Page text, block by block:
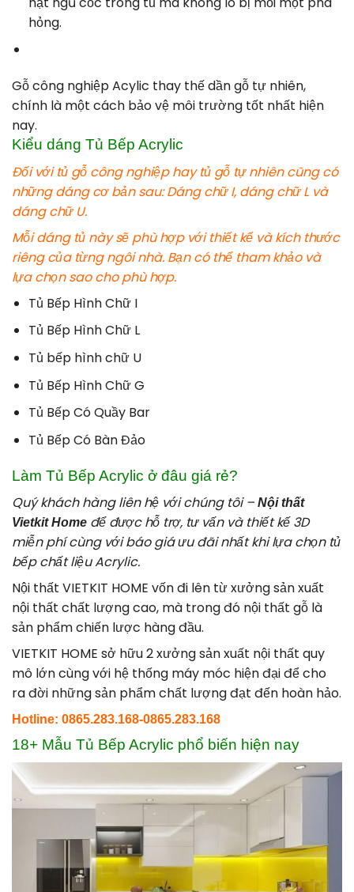
hỏng.
Gỗ công nghiệp Acylic thay thế dần gỗ tự nhiên,
chính là một cách bảo vệ môi trường tốt nhất hiện
nay.
Kiểu dáng Tủ Bếp Acrylic
Đối với tủ gỗ công nghiệp hay tủ gỗ tự nhiên cũng có
những dáng cơ bản sau: Dáng chữ I, dáng chữ L và
dáng chữ U.
Mỗi dáng tủ này sẽ phù hợp với thiết kế và kích thước
riêng của từng ngôi nhà. Bạn có thể tham khảo và
lựa chọn sao cho phù hợp.
Tủ Bếp Hình Chữ I
Tủ Bếp Hình Chữ L
Tủ bếp hình chữ U
Tủ Bếp Hình Chữ G
Tủ Bếp Có Quầy Bar
Tủ Bếp Có Bàn Đảo
Làm Tủ Bếp Acrylic ở đâu giá rẻ?
Quý khách hàng liên hệ với chúng tôi – Nội thất
Vietkit Home để được hỗ trợ, tư vấn và thiết kế 3D
miễn phí cùng với báo giá ưu đãi nhất khi lựa chọn tủ
bếp chất liệu Acrylic.
Nội thất VIETKIT HOME vốn đi lên từ xưởng sản xuất
nội thất chất lượng cao, mà trong đó nội thất gỗ là
sản phẩm chiến lược hàng đầu.
VIETKIT HOME sở hữu 2 xưởng sản xuất nội thất quy
mô lớn cùng với hệ thống máy móc hiện đại để cho
ra đời những sản phẩm chất lượng đạt đến hoàn hảo.
Hotline: 0865.283.168-0865.283.168
18+ Mẫu Tủ Bếp Acrylic phổ biến hiện nay